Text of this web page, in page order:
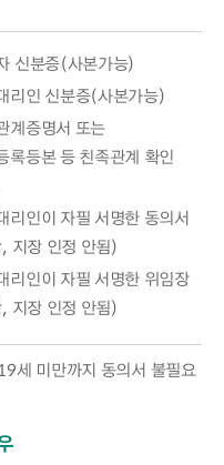
신분증(사본가능)
리인 신분증(사본가능)
계증명서 또는
록등본 등 친족관계 확인
리인이 자필 서명한 동의서
지장 인정 안됨)
리인이 자필 서명한 위임장
지장 인정 안됨)
세 미만까지 동의서 불필요